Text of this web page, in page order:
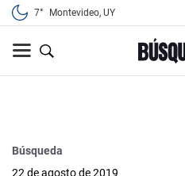
7° Montevideo, UY
Búsqueda
22 de agosto de 2019